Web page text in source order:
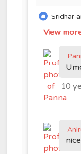
Sridhar
View
10